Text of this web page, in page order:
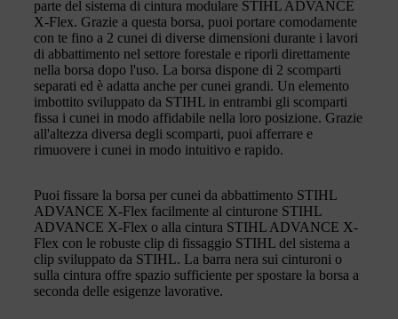
parte del sistema di cintura modulare STIHL ADVANCE
X-Flex. Grazie a questa borsa, puoi portare comodamente
con te fino a 2 cunei di diverse dimensioni durante i lavori
di abbattimento nel settore forestale e riporli direttamente
nella borsa dopo l'uso. La borsa dispone di 2 scomparti
separati ed è adatta anche per cunei grandi. Un elemento
imbottito sviluppato da STIHL in entrambi gli scomparti
fissa i cunei in modo affidabile nella loro posizione. Grazie
all'altezza diversa degli scomparti, puoi afferrare e
rimuovere i cunei in modo intuitivo e rapido.
Puoi fissare la borsa per cunei da abbattimento STIHL
ADVANCE X-Flex facilmente al cinturone STIHL
ADVANCE X-Flex o alla cintura STIHL ADVANCE X-
Flex con le robuste clip di fissaggio STIHL del sistema a
clip sviluppato da STIHL. La barra nera sui cinturoni o
sulla cintura offre spazio sufficiente per spostare la borsa a
seconda delle esigenze lavorative.